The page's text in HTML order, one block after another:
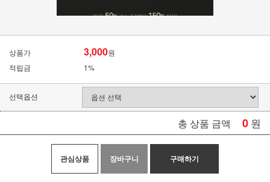
상품가 3,000원
적립금
1%
선택옵션
총 상품 금액 0 원
관심상품 장바구니 구매하기